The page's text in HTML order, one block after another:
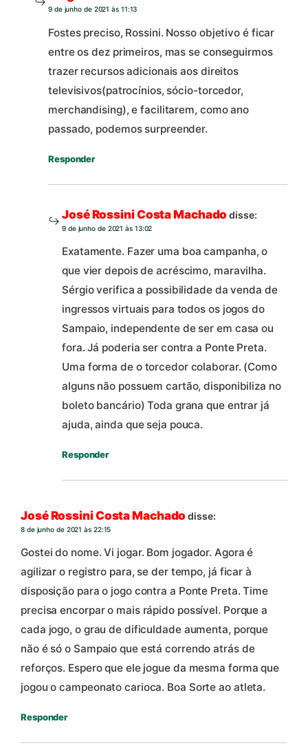
9 de junho de 2021 às 11:13
Fostes preciso, Rossini. Nosso objetivo é ficar
entre os dez primeiros, mas se conseguirmos
trazer recursos adicionais aos direitos
televisivos(patrocínios, sócio-torcedor,
merchandising), e facilitarem, como ano
passado, podemos surpreender.
Responder
José Rossini Costa Machado disse:
9 de junho de 2021 às 13:02
Exatamente. Fazer uma boa campanha, o
que vier depois de acréscimo, maravilha.
Sérgio verifica a possibilidade da venda de
ingressos virtuais para todos os jogos do
Sampaio, independente de ser em casa ou
fora. Já poderia ser contra a Ponte Preta.
Uma forma de o torcedor colaborar. (Como
alguns não possuem cartão, disponibiliza no
boleto bancário) Toda grana que entrar já
ajuda, ainda que seja pouca.
Responder
José Rossini Costa Machado disse:
8 de junho de 2021 às 22:15
Gostei do nome. Vi jogar. Bom jogador. Agora é
agilizar o registro para, se der tempo, já ficar à
disposição para o jogo contra a Ponte Preta. Time
precisa encorpar o mais rápido possível. Porque a
cada jogo, o grau de dificuldade aumenta, porque
não é só o Sampaio que está correndo atrás de
reforços. Espero que ele jogue da mesma forma que
jogou o campeonato carioca. Boa Sorte ao atleta.
Responder